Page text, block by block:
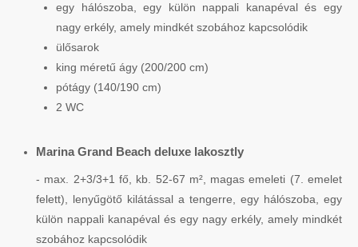
egy hálószoba, egy külön nappali kanapéval és egy
nagy erkély, amely mindkét szobához kapcsolódik
ülősarok
king méretű ágy (200/200 cm)
pótágy (140/190 cm)
2 WC
Marina Grand Beach deluxe lakosztly
- max. 2+3/3+1 fő, kb. 52-67 m², magas emeleti (7. emelet
felett), lenyűgötő kilátással a tengerre, egy hálószoba, egy
külön nappali kanapéval és egy nagy erkély, amely mindkét
szobához kapcsolódik